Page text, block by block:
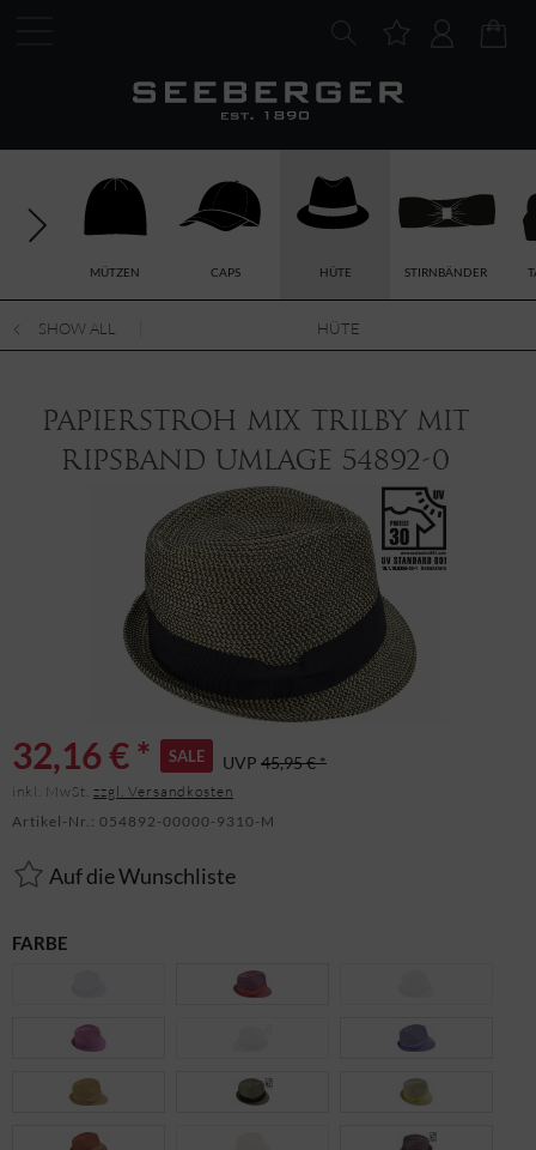
MÜTZEN CAPS HÜTE STIRNBÄNDER
SHOW ALL HÜTE
Papierstroh Mix Trilby mit
Ripsband Umlage 54892-0
32,16 € * SALE UVP 45,95 € *
inkl. MwSt. zzgl. Versandkosten
Artikel-Nr.: 054892-00000-9310-M
Auf die Wunschliste
FARBE